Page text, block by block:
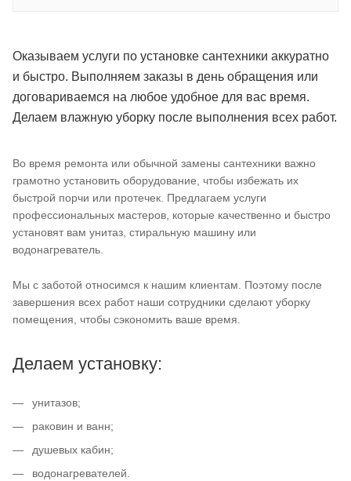
Оказываем услуги по установке сантехники аккуратно
и быстро. Выполняем заказы в день обращения или
договариваемся на любое удобное для вас время.
Делаем влажную уборку после выполнения всех работ.
Во время ремонта или обычной замены сантехники важно
грамотно установить оборудование, чтобы избежать их
быстрой порчи или протечек. Предлагаем услуги
профессиональных мастеров, которые качественно и быстро
установят вам унитаз, стиральную машину или
водонагреватель.
Мы с заботой относимся к нашим клиентам. Поэтому после
завершения всех работ наши сотрудники сделают уборку
помещения, чтобы сэкономить ваше время.
Делаем установку:
унитазов;
раковин и ванн;
душевых кабин;
водонагревателей.